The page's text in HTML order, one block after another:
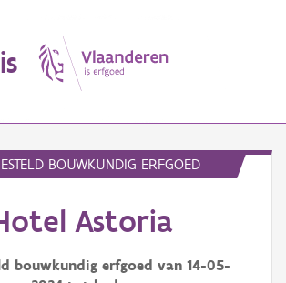
BOUWKUNDIG ERFGOED
Astoria
bouwkundig erfgoed van 14-05-